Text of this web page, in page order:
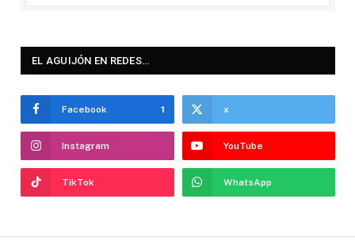
EL AGUIJÓN EN REDES…
Facebook 1 x
Instagram YouTube
TikTok WhatsApp